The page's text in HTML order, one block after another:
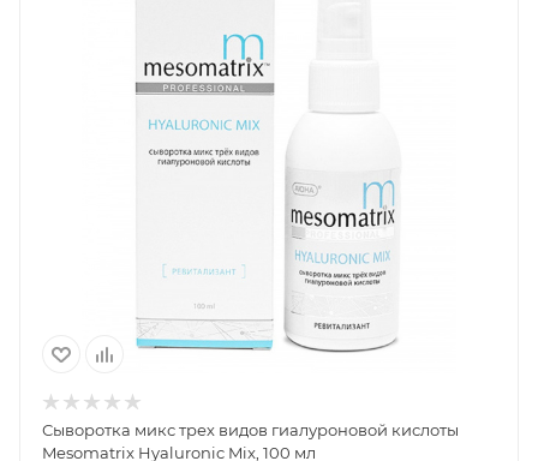
Сыворотка микс трех видов гиалуроновой кислоты
Mesomatrix Hyaluronic Mix, 100 мл